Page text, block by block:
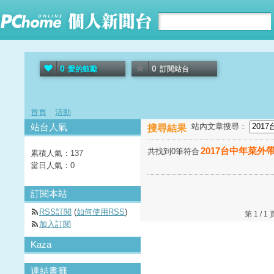
0 愛的鼓勵 0 訂閱站台
首頁 活動
搜尋結果 站內文章搜尋：
共找到0筆符合 2017台中年菜外
第 1 /
站台人氣
累積人氣： 137
當日人氣： 0
訂閱本站
RSS訂閱 (如何使用RSS)
加入訂閱
Kaza
連結書籤